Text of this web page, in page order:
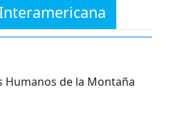
Humanos de la Montaña